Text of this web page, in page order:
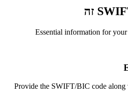
Essential information for
Provide the SWIFT/BIC code